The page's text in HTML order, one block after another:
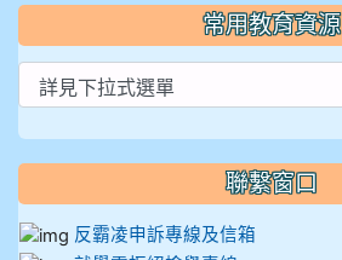
常用教育資源
聯繫窗口
反霸凌申訴專線及信箱